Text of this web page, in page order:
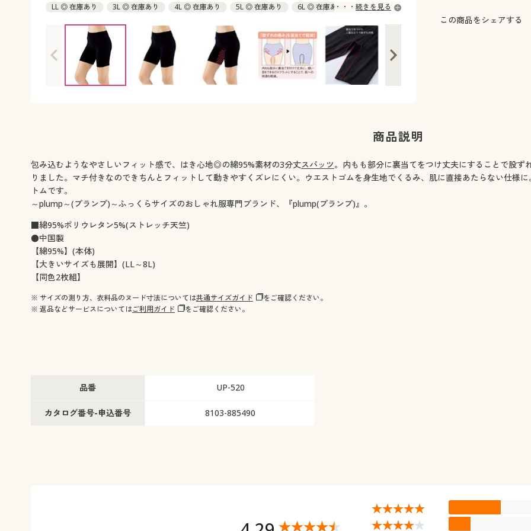
LL ◎ 在庫あり 3L ◎ 在庫あり 4L ◎ 在庫あり 5L ◎ 在庫あり
6L ◎ 在庫あり
続きを見る
この商品をシェアする
商品説明
包み込むようなやさしいフィット感で、はき心地◎の綿95%素材の3分丈スパッツ。内もも部分に裏当てをつけ丈夫にすることで股
りました。マチ付きなのできちんとフィットして動きやすくズレにくい。ウエストゴムを身生地でくるみ、肌に直接あたらない仕様
トムです。
～plump～(プランプ)～ふっくらサイズのおしゃれ服専門ブランド、『plump(プランプ)』。
■綿95%ポリウレタン5%(ストレッチ天竺)
●中国製
【綿95%】(本体)
【大きいサイズも展開】(LL～8L)
【同色2枚組】
※ サイズの測り方、衣料品のヌード寸法については共通サイズガイド
をご確認ください。
※ 返品などサービスについてはご利用ガイド をご確認ください。
品番 UP-520
カタログ番号-申込番号 8103-885490